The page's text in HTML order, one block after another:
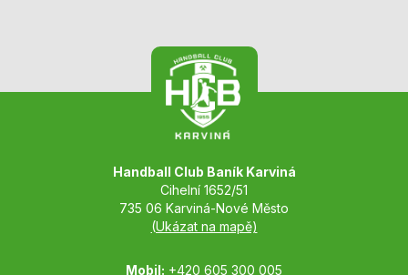
Handball Club Baník Karviná
Cihelní 1652/51
735 06 Karviná-Nové Město
(Ukázat na mapě)
Mobil: +420 605 300 005